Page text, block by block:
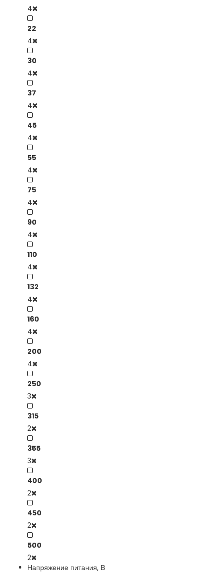
4
22
4
30
4
37
4
45
4
55
4
75
4
90
4
110
4
132
4
160
4
200
4
250
3
315
2
355
3
400
2
450
2
500
2
Напряжение питания, В